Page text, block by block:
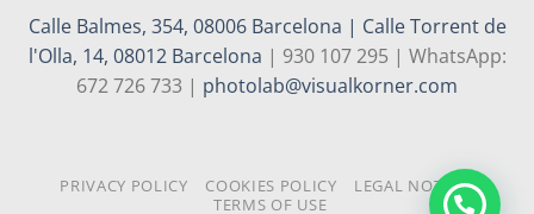
Calle Balmes, 354, 08006 Barcelona | Calle Torrent de
l'Olla, 14, 08012 Barcelona | 930 107 295 | WhatsApp:
672 726 733 | photolab@visualkorner.com
PRIVACY POLICY COOKIES POLICY
LEGAL NOTICE
TERMS OF USE